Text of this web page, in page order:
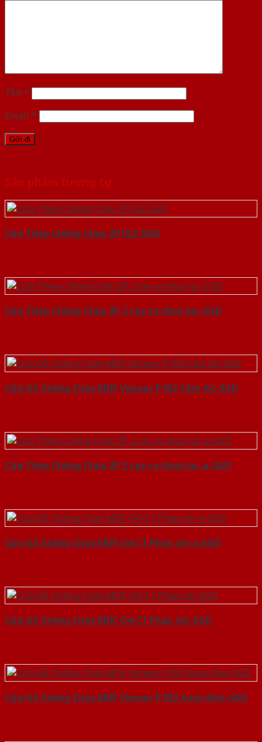
Tên *
Email *
Sản phẩm tương tự
Cửa Thép Chống Cháy 2P1G2-SGD
Cửa Thép Chống Cháy 2P 2 tay co thuy luc-SGD
Cửa Gỗ Chống Cháy MDF Veneer P1R2 Căm Xe-SGD
Cửa Thép Chống Cháy 2P 2 tay co thuy luc-a-SGD
Cửa Gỗ Chống Cháy MDF O4-C1 Phào chi-a-SGD
Cửa Gỗ Chống Cháy MDF O4-C1 Phào chi-SGD
Cửa Gỗ Chống Cháy MDF Veneer P1R2 Xoan Đào-SGD